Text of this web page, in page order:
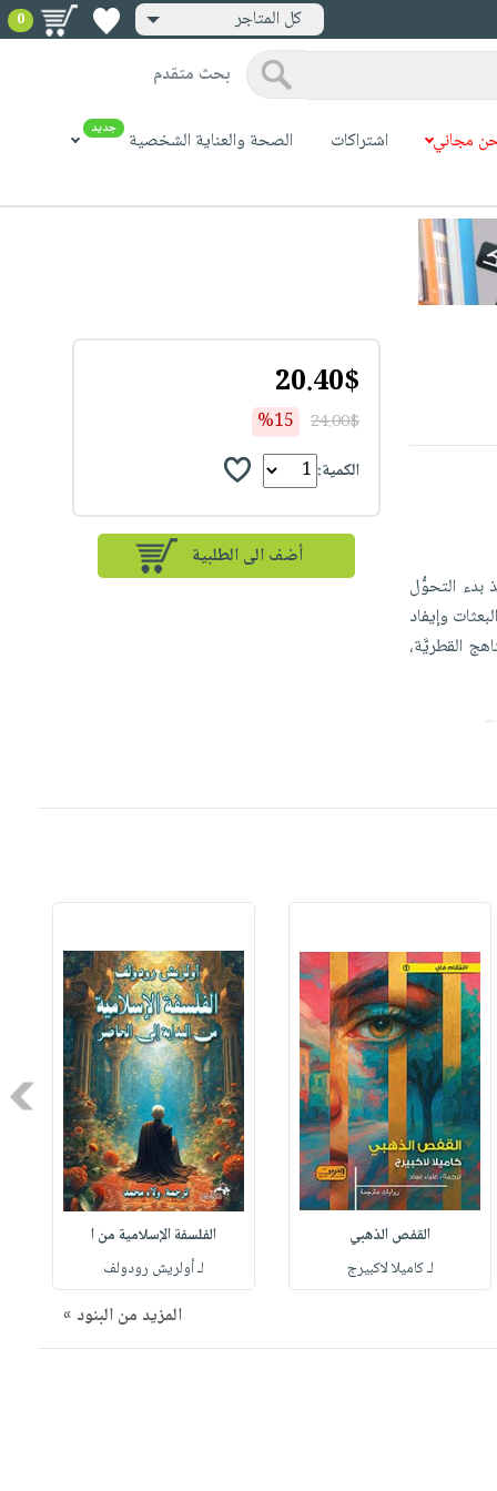
كل المتاجر 0
بحث متقدم
مجاني اشتراكات الصحة والعناية الشخصية جديد
بدء التحوُّل
وإيفاد
القطريَّة،
20.40$
24.00$
%15
الكمية:
أضف الى الطلبية
القفص الذهبي
لـ كاميلا لاكبيرج
الفلسفة الإسلامية من ا
لـ أولريش رودولف
المزيد من البنود »